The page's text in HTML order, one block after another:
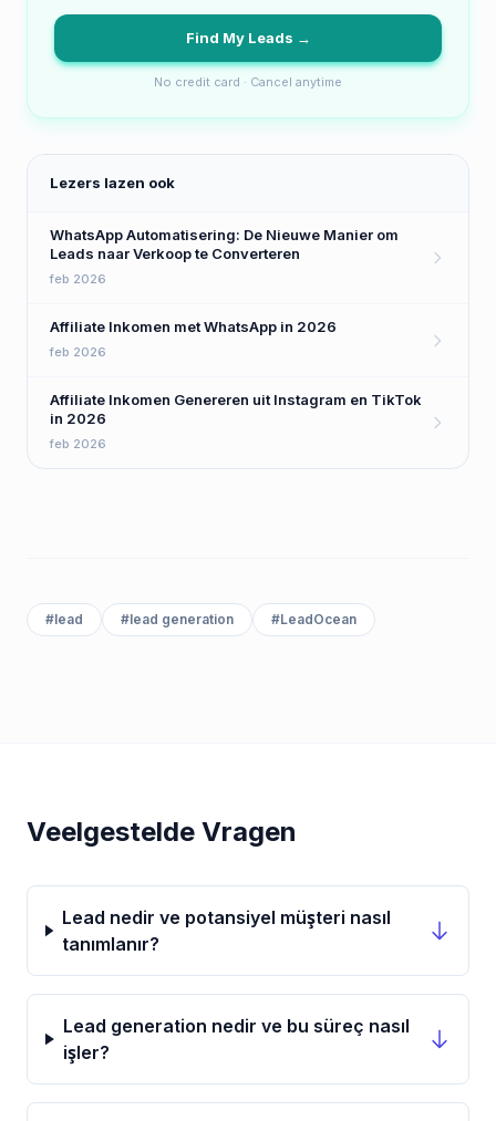
Find My Leads →
No credit card · Cancel anytime
Lezers lazen ook
WhatsApp Automatisering: De Nieuwe Manier om
Leads naar Verkoop te Converteren
feb 2026
Affiliate Inkomen met WhatsApp in 2026
feb 2026
Affiliate Inkomen Genereren uit Instagram en TikTok
in 2026
feb 2026
#lead #lead generation #LeadOcean
Veelgestelde Vragen
Lead nedir ve potansiyel müşteri nasıl
tanımlanır?
Lead generation nedir ve bu süreç nasıl
işler?